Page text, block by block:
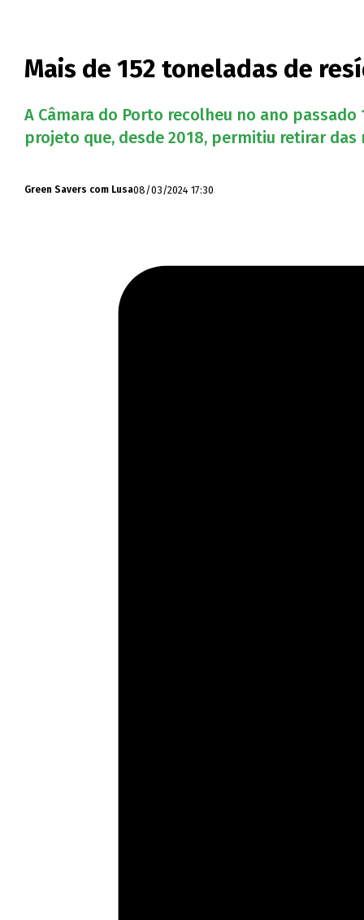
Mais de 152 toneladas de
A Câmara do Porto recolheu no ano
projeto que, desde 2018, permitiu retirar
Green Savers com Lusa08/03/2024 17:30